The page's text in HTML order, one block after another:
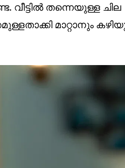
തന്നെയുള്ള ചില
മാറ്റാനും